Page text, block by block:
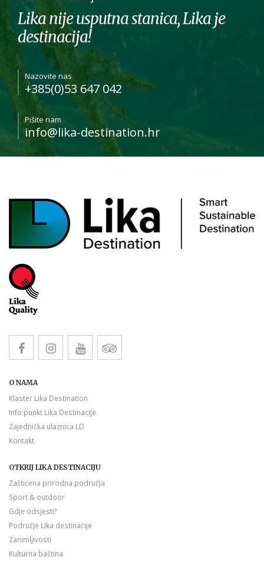
Lika nije usputna stanica, Lika je
destinacija!
Nazovite nas
+385(0)53 647 042
Pišite nam
info@lika-destination.hr
O NAMA
Klaster Lika Destination
Info punkt Lika Destinacije
Zajednička ulaznica LD
Kontakt
OTKRIJ LIKA DESTINACIJU
Zaštićena prirodna područja
Sport & outdoor
Gdje odsjesti?
Područje Lika destinacije
Zanimljivosti
Kulturna baština